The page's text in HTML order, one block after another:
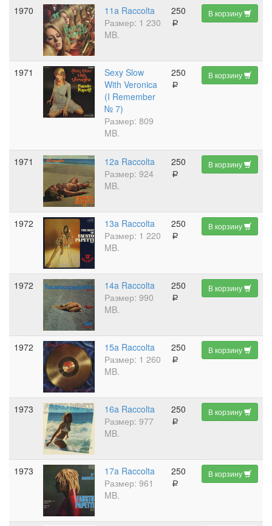
1970
11a Raccolta
Размер: 1 230
MB.
250
a
В корзину
1971
Sexy Slow
With Veronica
(I Remember
№ 7)
Размер: 809
MB.
250
a
В корзину
1971
12a Raccolta
Размер: 924
MB.
250
a
В корзину
1972
13a Raccolta
Размер: 1 220
MB.
250
a
В корзину
1972
14a Raccolta
Размер: 990
MB.
250
a
В корзину
1972
15a Raccolta
Размер: 1 260
MB.
250
a
В корзину
1973
16a Raccolta
Размер: 977
MB.
250
a
В корзину
1973
17a Raccolta
Размер: 961
MB.
250
a
В корзину